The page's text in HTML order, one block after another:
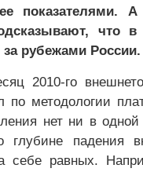
показателями. А
что
рубежами России.
2010-го
методологии
нет ни в одной
глубине падения
себе равных.